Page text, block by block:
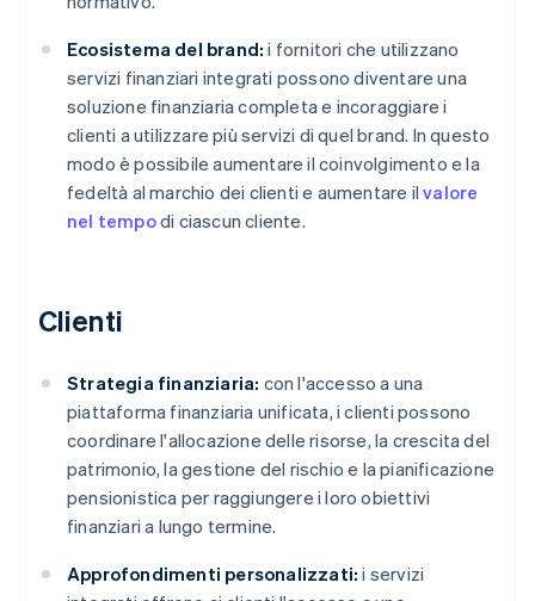
Ecosistema del brand: i fornitori che utilizzano
servizi finanziari integrati possono diventare una
soluzione finanziaria completa e incoraggiare i
clienti a utilizzare più servizi di quel brand. In questo
modo è possibile aumentare il coinvolgimento e la
fedeltà al marchio dei clienti e aumentare ilvalore
nel tempodi ciascun cliente.
Clienti
Strategia finanziaria: con l'accesso a una
piattaforma finanziaria unificata, i clienti possono
coordinare l'allocazione delle risorse, la crescita del
patrimonio, la gestione del rischio e la pianificazione
pensionistica per raggiungere i loro obiettivi
finanziari a lungo termine.
Approfondimenti personalizzati: i servizi